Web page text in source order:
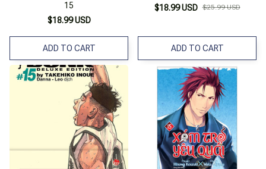
15
$18.99 USD
ADD TO CART
$18.99 USD $25.99 USD
ADD TO CART